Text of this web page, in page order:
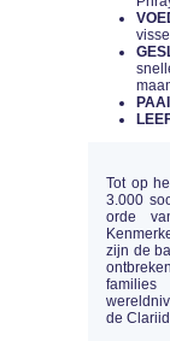
Tot op
3.000
orde
zijn de
de